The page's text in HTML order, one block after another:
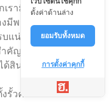
เรามีลูกค้าจำนวนมาก
มีพร้อมจัดส่ง เพื่อให้
แน่นอน
ำคัญ หากลูกค้า ทำการ
สินค้าตรงตามเวลา
รั้วคาวบอยนั้น ทางเรา
ตั้งค่าด้านล่าง
ยอมรับทั้งหมด
การตั้งค่าคุกกี้